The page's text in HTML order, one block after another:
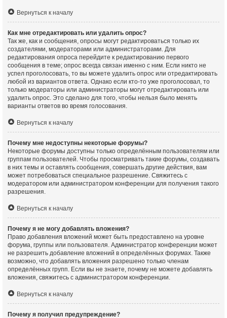
Вернуться к началу
Как мне отредактировать или удалить опрос?
Так же, как и сообщения, опросы могут редактироваться только их
создателями, модераторами или администраторами. Для
редактирования опроса перейдите к редактированию первого
сообщения в теме; опрос всегда связан именно с ним. Если никто не
успел проголосовать, то вы можете удалить опрос или отредактировать
любой из вариантов ответа. Однако если кто-то уже проголосовал, то
только модераторы или администраторы могут отредактировать или
удалить опрос. Это сделано для того, чтобы нельзя было менять
варианты ответов во время голосования.
Вернуться к началу
Почему мне недоступны некоторые форумы?
Некоторые форумы доступны только определённым пользователям или
группам пользователей. Чтобы просматривать такие форумы, создавать
в них темы и оставлять сообщения, совершать другие действия, вам
может потребоваться специальное разрешение. Свяжитесь с
модератором или администратором конференции для получения такого
разрешения.
Вернуться к началу
Почему я не могу добавлять вложения?
Право добавления вложений может быть предоставлено на уровне
форума, группы или пользователя. Администратор конференции может
не разрешить добавление вложений в определённых форумах. Также
возможно, что добавлять вложения разрешено только членам
определённых групп. Если вы не знаете, почему не можете добавлять
вложения, свяжитесь с администратором конференции.
Вернуться к началу
Почему я получил предупреждение?